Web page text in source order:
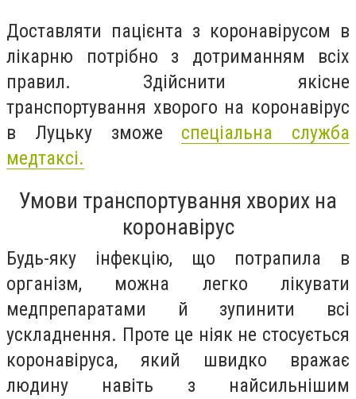
Доставляти пацієнта з коронавірусом в
лікарню потрібно з дотриманням всіх
правил. Здійснити якісне
транспортування хворого на коронавірус
в Луцьку зможе спеціальна служба
медтаксі.
Умови транспортування хворих на
коронавірус
Будь-яку інфекцію, що потрапила в
організм, можна легко лікувати
медпрепаратами й зупинити всі
ускладнення. Проте це ніяк не стосується
коронавіруса, який швидко вражає
людину навіть з найсильнішим